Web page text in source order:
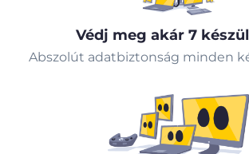
Védj meg akár 7
Abszolút adatbiztonság minden